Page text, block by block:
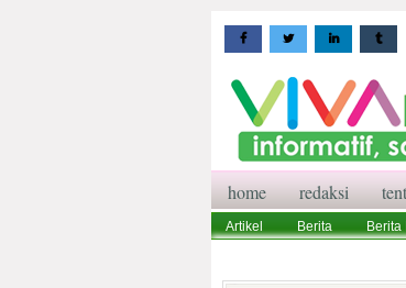
home redaksi
Artikel Berita Berita